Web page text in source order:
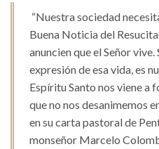
“Nuestra sociedad
Buena Noticia del
anuncien que el Señor
expresión de esa vida, es
Espíritu Santo nos viene a
que no nos desanimemos
en su carta pastoral de
monseñor Marcelo